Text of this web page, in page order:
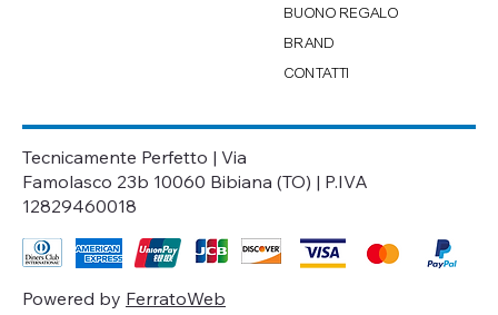
BUONO REGALO
BRAND
CONTATTI
Tecnicamente Perfetto | Via
Famolasco 23b 10060 Bibiana (TO) | P.IVA
12829460018
Powered by FerratoWeb